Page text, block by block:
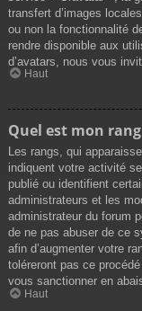
transfert d’images
ou non la fonctionnalité
rendre disponible aux
d’avatars, nous vous
Haut
Quel est mon
Les rangs, qui
indiquent votre activité
publié ou identifient
administrateurs et les
administrateur du forum
de ne pas abuser de ce
afin d’augmenter votre
toléreront pas ce
vous sanctionner en
Haut